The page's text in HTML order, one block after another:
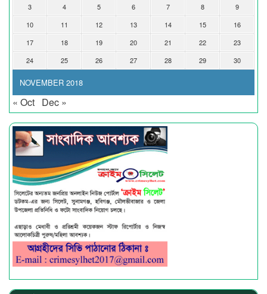
NOVEMBER 2018
3
4 5 6 7 8
9
10
11 12 13 14 15
16
17
18 19 20 21 22
23
24
25 26 27 28 29 30
« Oct Dec »